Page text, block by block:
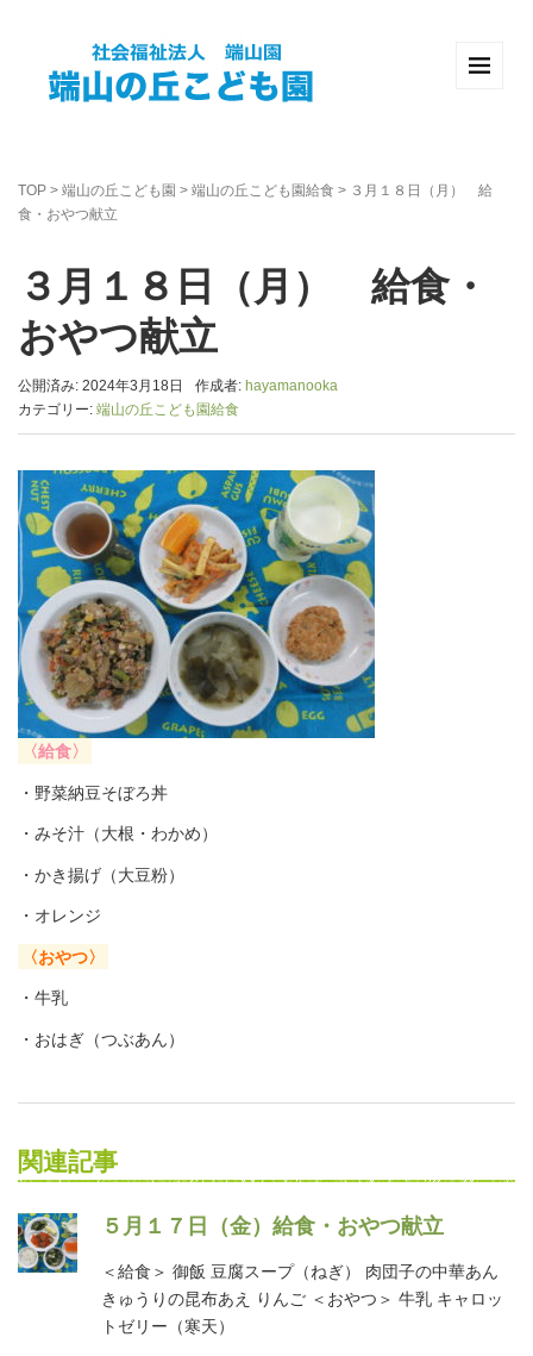
TOP > 端山の丘こども園 > 端山の丘こども園給食 > ３月１８日（月） 給
食・おやつ献立
３月１８日（月） 給食・
おやつ献立
公開済み: 2024年3月18日 作成者: hayamanooka
カテゴリー: 端山の丘こども園給食
〈給食〉
・野菜納豆そぼろ丼
・みそ汁（大根・わかめ）
・かき揚げ（大豆粉）
・オレンジ
〈おやつ〉
・牛乳
・おはぎ（つぶあん）
関連記事
５月１７日（金）給食・おやつ献立
＜給食＞ 御飯 豆腐スープ（ねぎ） 肉団子の中華あん
きゅうりの昆布あえ りんご ＜おやつ＞ 牛乳 キャロッ
トゼリー（寒天）